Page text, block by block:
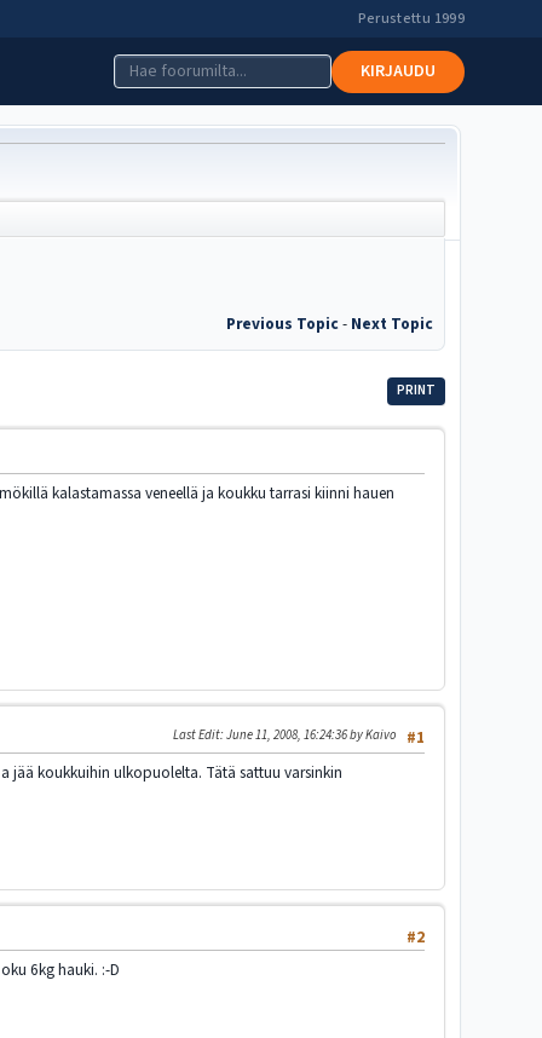
Perustettu 1999
KIRJAUDU
Previous Topic- Next Topic
PRINT
kalastamassa veneellä ja koukku tarrasi kiinni hauen
#1
Last Edit: June 11, 2008, 16:24:36 by Kaivo
jää koukkuihin ulkopuolelta. Tätä sattuu varsinkin
#2
6kg hauki. :-D